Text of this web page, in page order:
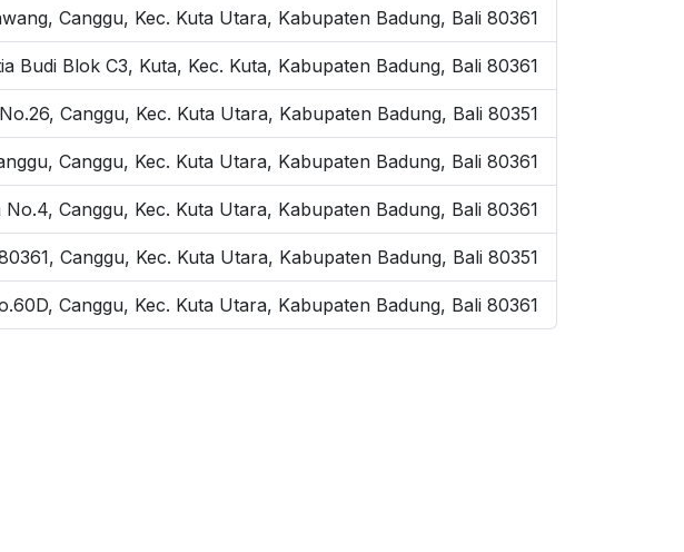
Canggu, Kec. Kuta Utara, Kabupaten Badung, Bali 80361
Budi Blok C3, Kuta, Kec. Kuta, Kabupaten Badung, Bali 80361
Canggu, Kec. Kuta Utara, Kabupaten Badung, Bali 80351
Canggu, Kec. Kuta Utara, Kabupaten Badung, Bali 80361
Canggu, Kec. Kuta Utara, Kabupaten Badung, Bali 80361
Canggu, Kec. Kuta Utara, Kabupaten Badung, Bali 80351
Canggu, Kec. Kuta Utara, Kabupaten Badung, Bali 80361